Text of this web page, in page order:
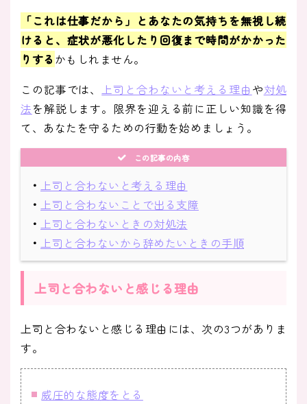
「これは仕事だから」とあなたの気持ちを無視し続
けると、症状が悪化したり回復まで時間がかかった
りする かもしれません。
この記事では、上司と合わないと考える理由 や対処
法を解説します。限界を迎える前に正しい知識を得
て、あなたを守るための行動を始めましょう。
この記事の内容
・ 上司と合わないと考える理由
・ 上司と合わないことで出る支障
・ 上司と合わないときの対処法
・ 上司と合わないから辞めたいときの手順
上司と合わないと感じる理由
上司と合わないと感じる理由には、次の3つがありま
す。
威圧的な態度をとる